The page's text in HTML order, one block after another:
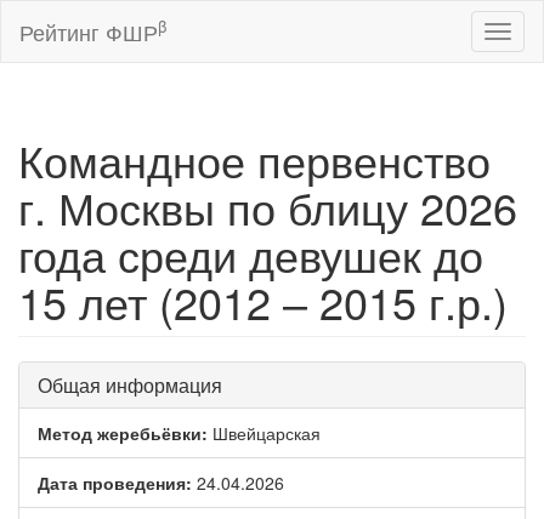
Рейтинг ФШРβ
Командное первенство
г. Москвы по блицу 2026
года среди девушек до
15 лет (2012 – 2015 г.р.)
Общая информация
Метод жеребьёвки: Швейцарская
Дата проведения: 24.04.2026